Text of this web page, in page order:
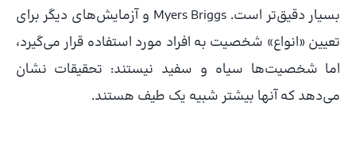
بسیار دقیق‌تر است. Myers Briggs و آزمایش‌های دیگر برای
تعیین «انواع» شخصیت به افراد مورد استفاده قرار می‌گیرد،
اما شخصیت‌ها سیاه و سفید نیستند: تحقیقات نشان
می‌دهد که آنها بیشتر شبیه یک طیف هستند.